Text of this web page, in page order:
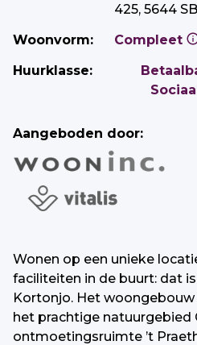
425, 5644
Woonvorm:
Compleet
Huurklasse:
Betaalbaar
Aangeboden door:
Wonen op een unieke
faciliteiten in de buurt: dat
Kortonjo. Het woongebouw
het prachtige natuurgebied
ontmoetingsruimte ’t